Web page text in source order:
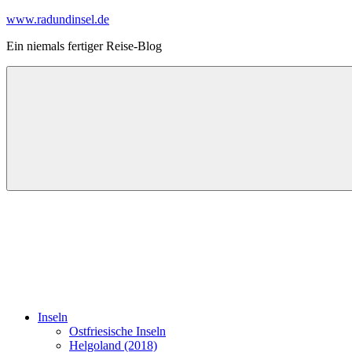
Zum
springen
www.radundinsel.de
Ein niemals fertiger Reise-Blog
Inseln
Ostfriesische Inseln
Helgoland (2018)